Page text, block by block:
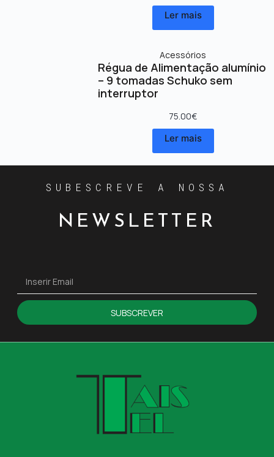
Ler mais
Acessórios
Régua de Alimentação alumínio
– 9 tomadas Schuko sem
interruptor
75.00€
Ler mais
SUBESCREVE A NOSSA
NEWSLETTER
SUBSCREVER